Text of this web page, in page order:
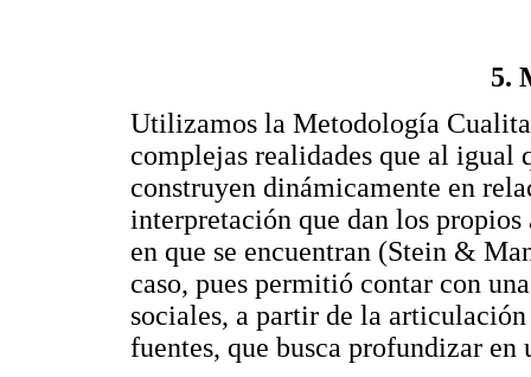
5.
Utilizamos la Metodología
complejas realidades que al igual
construyen dinámicamente en
interpretación que dan los propios
en que se encuentran (Stein &
caso, pues permitió contar con
sociales, a partir de la
fuentes, que busca profundizar